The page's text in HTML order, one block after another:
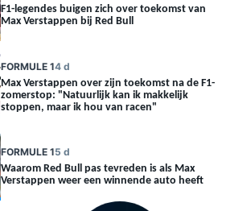
F1-legendes buigen zich over toekomst van
Max Verstappen bij Red Bull
FORMULE 14 d
Max Verstappen over zijn toekomst na de F1-
zomerstop: "Natuurlijk kan ik makkelijk
stoppen, maar ik hou van racen"
FORMULE 15 d
Waarom Red Bull pas tevreden is als Max
Verstappen weer een winnende auto heeft